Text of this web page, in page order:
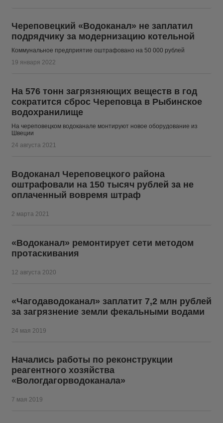
Череповецкий «Водоканал» не заплатил
подрядчику за модернизацию котельной
Коммунальное предприятие оштрафовано на 50 000 рублей
19 января 2022
На 576 тонн загрязняющих веществ в год
сократится сброс Череповца в Рыбинское
водохранилище
На череповецком водоканале монтируют новое оборудование из
Швеции
24 августа 2021
Водоканал Череповецкого района
оштрафовали на 150 тысяч рублей за не
оплаченный вовремя штраф
2 марта 2021
«Водоканал» ремонтирует сети методом
протаскивания
12 августа 2020
«Чагодаводоканал» заплатит 7,2 млн рублей
за загрязнение земли фекальными водами
24 мая 2019
Начались работы по реконструкции
реагентного хозяйства
«Вологдагорводоканала»
7 мая 2019